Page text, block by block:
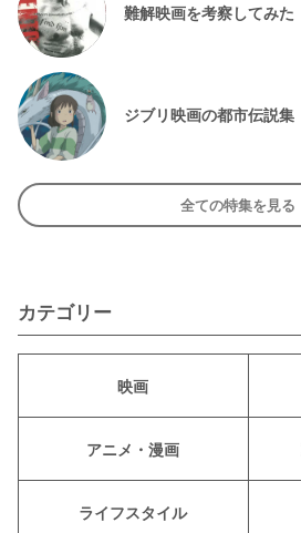
難解映画を考察してみた
ジブリ映画の都市伝説集
全ての特集を見る
カテゴリー
映画
アニメ・漫画
ライフスタイル